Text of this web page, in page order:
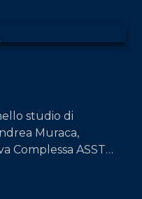
studio di
Muraca,
Complessa ASST